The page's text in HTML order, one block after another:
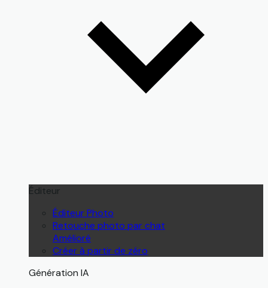
Éditeur
Éditeur Photo
Retouche photo par chat
Amélioré
Créer à partir de zéro
Génération IA